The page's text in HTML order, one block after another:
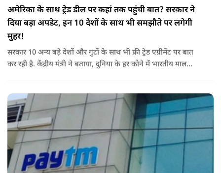
अमेरिका के साथ ट्रेड डील पर कहां तक पहुंची बात? सरकार ने
दिया बड़ा अपडेट, इन 10 देशों के साथ भी समझौते पर लगेगी
मुहर!
सरकार 10 अन्य बड़े देशों और गुटों के साथ भी फ्री ट्रेड एग्रीमेंट पर बात
कर रही है. केंद्रीय मंत्री ने बताया, दुनिया के हर कोने में भारतीय माल